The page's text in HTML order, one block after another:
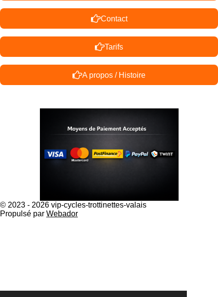
Contact
Tarifs
A propos / Histoire
© 2023 - 2026 vip-cycles-trottinettes-valais
Propulsé par Webador